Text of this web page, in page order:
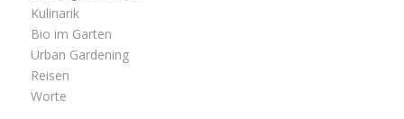
Kulinarik
Bio im Garten
Urban Gardening
Reisen
Worte